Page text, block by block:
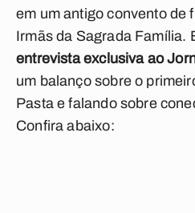
em um antigo convento de
Irmãs da Sagrada Família.
entrevista exclusiva ao
um balanço sobre o
Pasta e falando sobre
Confira abaixo: